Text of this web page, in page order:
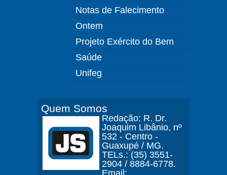
Notas de Falecimento
Ontem
Projeto Exército do Bem
Saúde
Unifeg
Quem Somos
Redação: R. Dr.
Joaquim Libânio, nº
532 - Centro -
Guaxupé / MG.
TELs.: (35) 3551-
2904 / 8884-6778.
Email: